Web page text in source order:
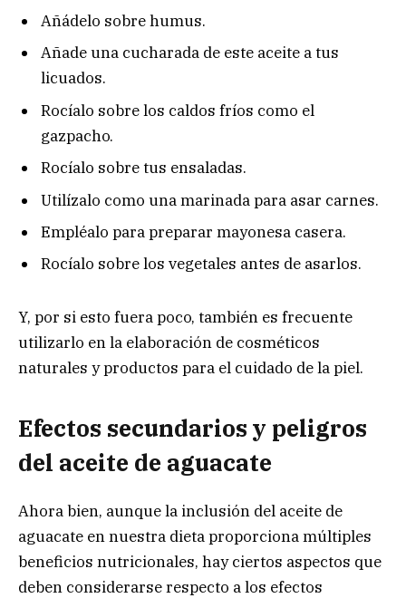
Añádelo sobre humus.
Añade una cucharada de este aceite a tus
licuados.
Rocíalo sobre los caldos fríos como el
gazpacho.
Rocíalo sobre tus ensaladas.
Utilízalo como una marinada para asar carnes.
Empléalo para preparar mayonesa casera.
Rocíalo sobre los vegetales antes de asarlos.
Y, por si esto fuera poco, también es frecuente
utilizarlo en la elaboración de cosméticos
naturales y productos para el cuidado de la piel.
Efectos secundarios y peligros
del aceite de aguacate
Ahora bien, aunque la inclusión del aceite de
aguacate en nuestra dieta proporciona múltiples
beneficios nutricionales, hay ciertos aspectos que
deben considerarse respecto a los efectos